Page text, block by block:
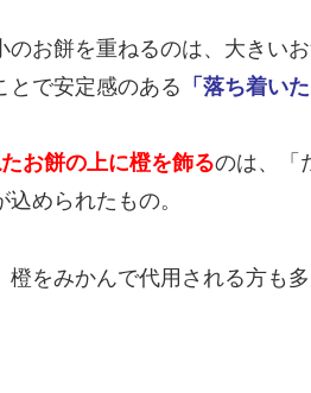
のお餅を重ねるのは、大きい
とで安定感のある 「落ち着いた
お餅の上に橙を飾るのは、「
込められたもの。
橙をみかんで代用される方も多